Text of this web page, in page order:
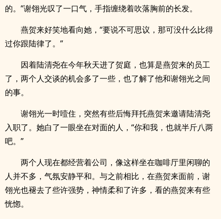
的。”谢翎光叹了一口气，手指缠绕着吹落胸前的长发。
燕贺来好笑地看向她，“要说不可思议，那可没什么比得
过你跟陆律了。”
因着陆清尧在今年秋天进了贺庭，也算是燕贺来的员工
了，两个人交谈的机会多了一些，也了解了他和谢翎光之间
的事。
谢翎光一时噎住，突然有些后悔拜托燕贺来邀请陆清尧
入职了。她白了一眼坐在对面的人，“你和我，也就半斤八两
吧。”
两个人现在都经营着公司，像这样坐在咖啡厅里闲聊的
人并不多，气氛安静平和。与之前相比，在燕贺来面前，谢
翎光也褪去了些许强势，神情柔和了许多，看的燕贺来有些
恍惚。